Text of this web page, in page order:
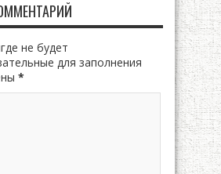
не будет
для заполнения
*